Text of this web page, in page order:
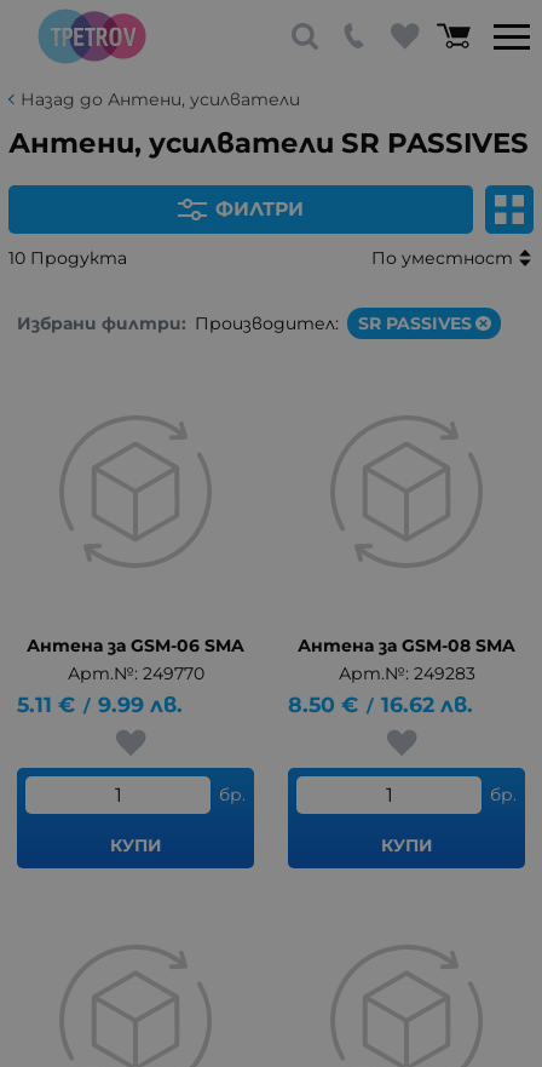
Назад до Антени, усилватели
Антени, усилватели SR PASSIVES
ФИЛТРИ
10 Продукта По уместност
Избрани филтри: Производител: SR PASSIVES
Антена за GSM-06 SMA
Арт.№: 249770
5.11 € / 9.99 лв.
бр.
КУПИ
Антена за GSM-08 SMA
Арт.№: 249283
8.50 € / 16.62 лв.
бр.
КУПИ